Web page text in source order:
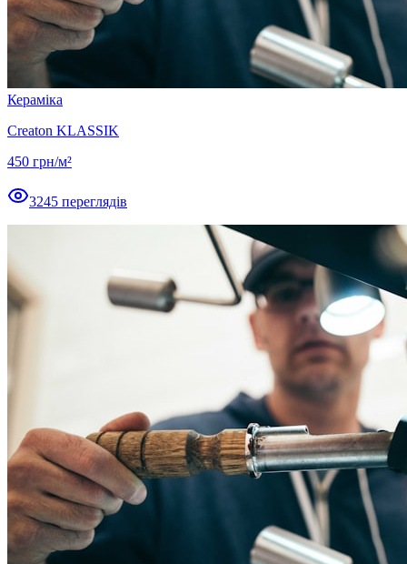
Кераміка
Creaton KLASSIK
450 грн/м²
3245 переглядів